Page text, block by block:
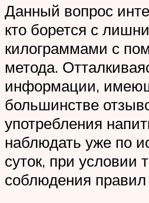
Данный вопрос
кто борется с
килограммами с
метода.
информации,
большинстве
употребления
наблюдать уже по
суток, при условии
соблюдения правил